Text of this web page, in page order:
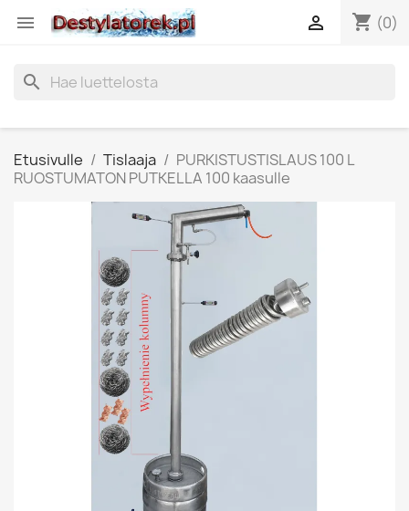
 shopping_cart (0)

search
Etusivulle Tislaaja
PURKISTUSTISLAUS 100 L
RUOSTUMATON PUTKELLA 100 kaasulle